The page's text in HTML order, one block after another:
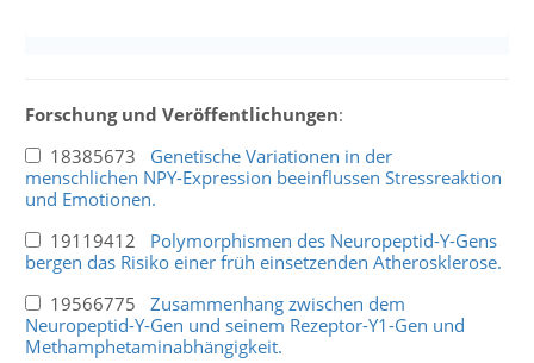
Forschung und Veröffentlichungen:
18385673 Genetische Variationen in der
menschlichen NPY-Expression beeinflussen Stressreaktion
und Emotionen.
19119412 Polymorphismen des Neuropeptid-Y-Gens
bergen das Risiko einer früh einsetzenden Atherosklerose.
19566775 Zusammenhang zwischen dem
Neuropeptid-Y-Gen und seinem Rezeptor-Y1-Gen und
Methamphetaminabhängigkeit.